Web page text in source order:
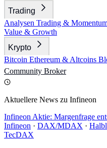
Trading
Analysen Trading &
Value & Growth
Krypto
Bitcoin Ethereum & Altcoins
Community Broker
Aktuellere News zu Infineon
Infineon Aktie: Margenfrage
Infineon · DAX/MDAX ·
TecDAX